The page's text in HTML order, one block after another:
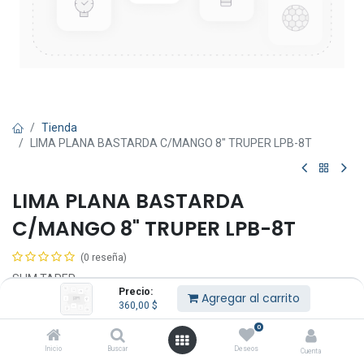
Precio:
360,00 $ Agregar al carrito
Inicio Buscar
0
Deseos Cuenta
Tienda
LIMA PLANA BASTARDA C/MANGO 8" TRUPER LPB-8T
LIMA PLANA BASTARDA
C/MANGO 8" TRUPER LPB-8T
(0 reseña)
SLIM TAPER
360,00$ IVA Incluido